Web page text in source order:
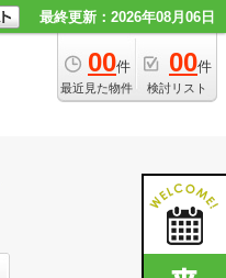
最終更新：2026年08月06日
00件
最近見た物件
00件
検討リスト